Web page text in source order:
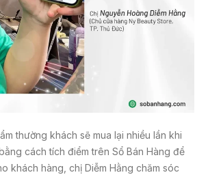
thường khách sẽ mua lại nhiều lần khi
cách tích điểm trên Sổ Bán Hàng để
khách hàng, chị Diễm Hằng chăm sóc